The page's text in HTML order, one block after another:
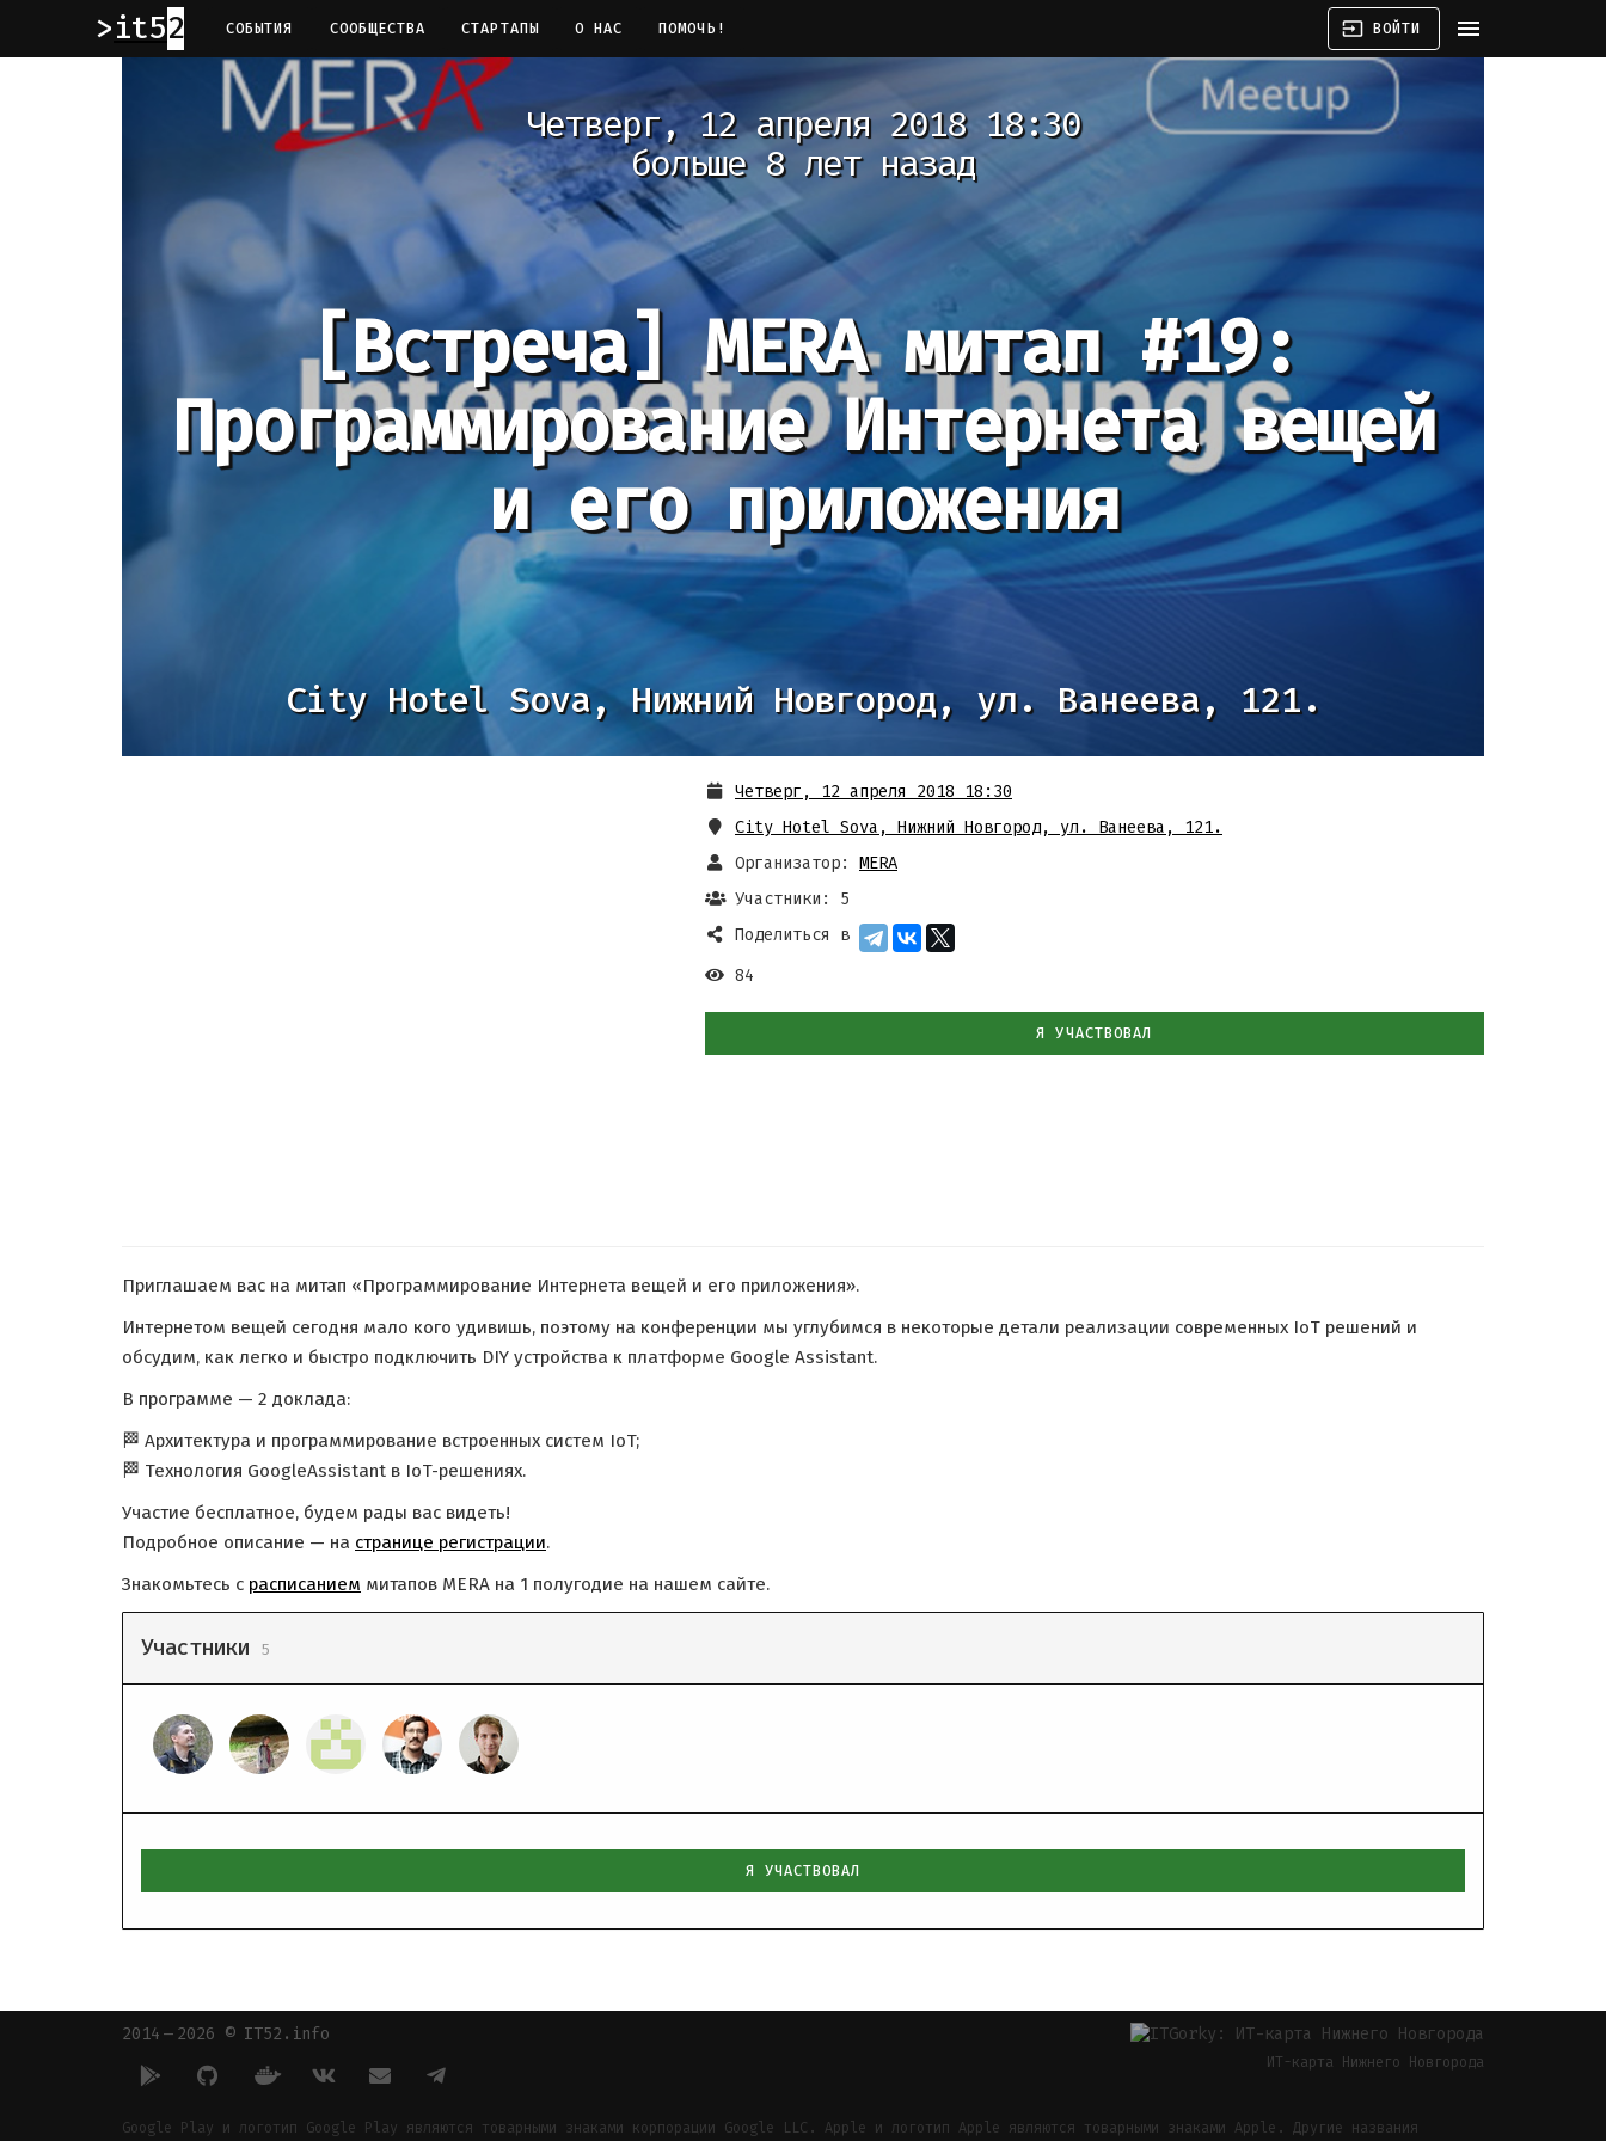
it52 СОБЫТИЯ СООБЩЕСТВА СТАРТАПЫ О НАС ПОМОЧЬ! input ВОЙТИ menu
Четверг, 12 апреля 2018 18:30
больше 8 лет назад
[Встреча]
MERA митап #19:
Программирование Интернета вещей
и его приложения
City Hotel Sova, Нижний Новгород, ул. Ванеева, 121.
Четверг, 12 апреля 2018 18:30
City Hotel Sova, Нижний Новгород, ул. Ванеева, 121.
Организатор:
MERA
Участники: 5
Поделиться в
84
Я УЧАСТВОВАЛ
Приглашаем вас на митап «Программирование Интернета вещей и его приложения».
Интернетом вещей сегодня мало кого удивишь, поэтому на конференции мы углубимся в некоторые детали реализации современных IoT решений и
обсудим, как легко и быстро подключить DIY устройства к платформе Google Assistant.
В программе — 2 доклада:
🏁 Архитектура и программирование встроенных систем IoT;
🏁 Технология GoogleAssistant в IoT-решениях.
Участие бесплатное, будем рады вас видеть!
Подробное описание — на странице регистрации.
Знакомьтесь с расписанием митапов MERA на 1 полугодие на нашем сайте.
Участники 5
Я УЧАСТВОВАЛ
2014 — 2026 © IT52.info
ИТ-карта Нижнего Новгорода
Google Play и логотип Google Play являются товарными знаками корпорации Google LLC. Apple и логотип Apple являются товарными знаками Apple. Другие названия